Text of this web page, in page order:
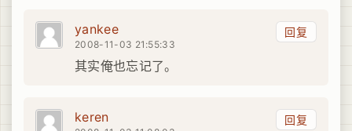
回复
yankee
2008-11-03 21:55:33
其实俺也忘记了。
回复
keren